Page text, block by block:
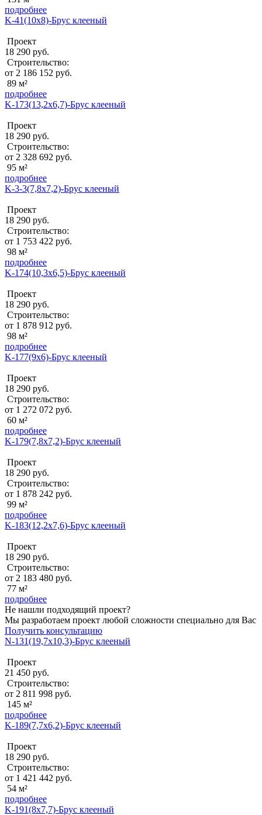
подробнее
K-41(10х8)-Брус клееный
Проект
18 290 руб.
Строительство:
от 2 186 152 руб.
89 м²
подробнее
K-173(13,2х6,7)-Брус клееный
Проект
18 290 руб.
Строительство:
от 2 328 692 руб.
95 м²
подробнее
K-3-3(7,8х7,2)-Брус клееный
Проект
18 290 руб.
Строительство:
от 1 753 422 руб.
98 м²
подробнее
K-174(10,3х6,5)-Брус клееный
Проект
18 290 руб.
Строительство:
от 1 878 912 руб.
98 м²
подробнее
K-177(9х6)-Брус клееный
Проект
18 290 руб.
Строительство:
от 1 272 072 руб.
60 м²
подробнее
K-179(7,8х7,2)-Брус клееный
Проект
18 290 руб.
Строительство:
от 1 878 242 руб.
99 м²
подробнее
K-183(12,2x7,6)-Брус клееный
Проект
18 290 руб.
Строительство:
от 2 183 480 руб.
77 м²
подробнее
Не нашли подходящий проект?
Мы разработаем проект любой сложности специально для Вас
Получить консультацию
N-131(19,7x10,3)-Брус клееный
Проект
21 450 руб.
Строительство:
от 2 811 998 руб.
145 м²
подробнее
K-189(7,7x6,2)-Брус клееный
Проект
18 290 руб.
Строительство:
от 1 421 442 руб.
54 м²
подробнее
K-191(8x7,7)-Брус клееный